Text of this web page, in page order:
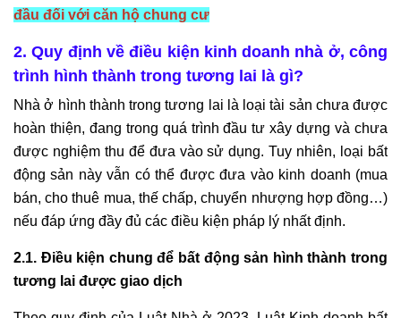
đầu đối với căn hộ chung cư
2. Quy định về điều kiện kinh doanh nhà ở, công
trình hình thành trong tương lai là gì?
Nhà ở hình thành trong tương lai là loại tài sản chưa được
hoàn thiện, đang trong quá trình đầu tư xây dựng và chưa
được nghiệm thu để đưa vào sử dụng. Tuy nhiên, loại bất
động sản này vẫn có thể được đưa vào kinh doanh (mua
bán, cho thuê mua, thế chấp, chuyển nhượng hợp đồng…)
nếu đáp ứng đầy đủ các điều kiện pháp lý nhất định.
2.1. Điều kiện chung để bất động sản hình thành trong
tương lai được giao dịch